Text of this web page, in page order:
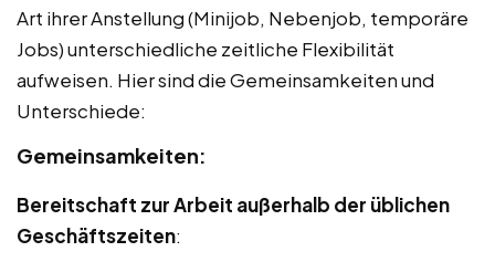
Art ihrer Anstellung (Minijob, Nebenjob, temporäre
Jobs) unterschiedliche zeitliche Flexibilität
aufweisen. Hier sind die Gemeinsamkeiten und
Unterschiede:
Gemeinsamkeiten:
Bereitschaft zur Arbeit außerhalb der üblichen
Geschäftszeiten: